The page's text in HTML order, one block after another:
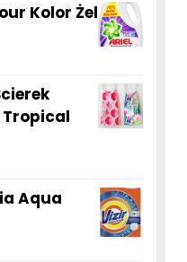
Kolor Żel
Tropical
Aqua